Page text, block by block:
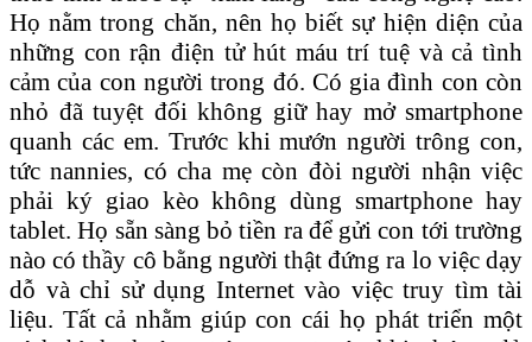
Họ nằm trong chăn, nên họ biết sự hiện diện của
những con rận điện tử hút máu trí tuệ và cả tình
cảm của con người trong đó. Có gia đình con còn
nhỏ đã tuyệt đối không giữ hay mở smartphone
quanh các em. Trước khi mướn người trông con,
tức nannies, có cha mẹ còn đòi người nhận việc
phải ký giao kèo không dùng smartphone hay
tablet. Họ sẵn sàng bỏ tiền ra để gửi con tới trường
nào có thầy cô bằng người thật đứng ra lo việc dạy
dỗ và chỉ sử dụng Internet vào việc truy tìm tài
liệu. Tất cả nhằm giúp con cái họ phát triển một